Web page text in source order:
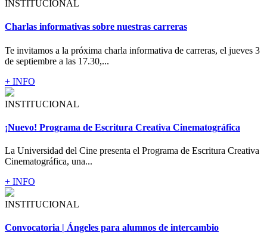
INSTITUCIONAL
Charlas informativas sobre nuestras carreras
Te invitamos a la próxima charla informativa de carreras, el jueves 3
de septiembre a las 17.30,...
+ INFO
INSTITUCIONAL
¡Nuevo! Programa de Escritura Creativa Cinematográfica
La Universidad del Cine presenta el Programa de Escritura Creativa
Cinematográfica, una...
+ INFO
INSTITUCIONAL
Convocatoria | Ángeles para alumnos de intercambio